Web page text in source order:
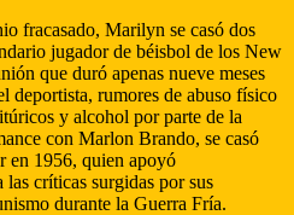
fracasado, Marilyn se casó dos
jugador de béisbol de los New
que duró apenas nueve meses
deportista, rumores de abuso físico
y alcohol por parte de la
con Marlon Brando, se casó
en 1956, quien apoyó
las críticas surgidas por sus
durante la Guerra Fría.